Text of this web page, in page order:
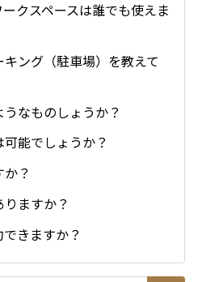
クスペースは誰でも使えま
ング（駐車場）を教えて
なものしょうか？
能でしょうか？
？
ますか？
きますか？